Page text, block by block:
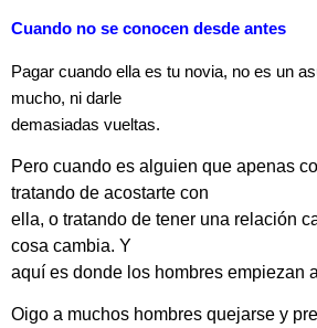
Cuando no se conocen desde antes
Pagar cuando ella es tu novia, no es un
mucho, ni darle
demasiadas vueltas.
Pero cuando es alguien que apenas
tratando de acostarte con
ella, o tratando de tener una relación
cosa cambia. Y
aquí es donde los hombres empiezan
Oigo a muchos hombres quejarse y